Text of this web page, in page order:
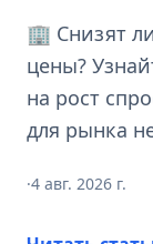
🏢 Снизят
цены?
на рост
для рынка
·4 авг. 2026 г.